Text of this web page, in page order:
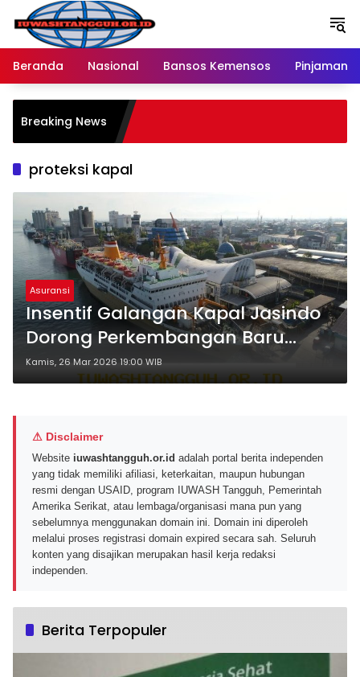
Langsung
konten
Beranda
Nasional Bansos Kemensos Pinjaman
Breaking News
proteksi kapal
Asuransi
Insentif Galangan Kapal Jasindo
Dorong Perkembangan Baru
Industri Asuransi
Kamis, 26 Mar 2026 19:00 WIB
⚠ Disclaimer
Website iuwashtangguh.or.id adalah portal berita independen
yang tidak memiliki afiliasi, keterkaitan, maupun hubungan
resmi dengan USAID, program IUWASH Tangguh, Pemerintah
Amerika Serikat, atau lembaga/organisasi mana pun yang
sebelumnya menggunakan domain ini. Domain ini diperoleh
melalui proses registrasi domain expired secara sah. Seluruh
konten yang disajikan merupakan hasil kerja redaksi
independen.
Berita Terpopuler